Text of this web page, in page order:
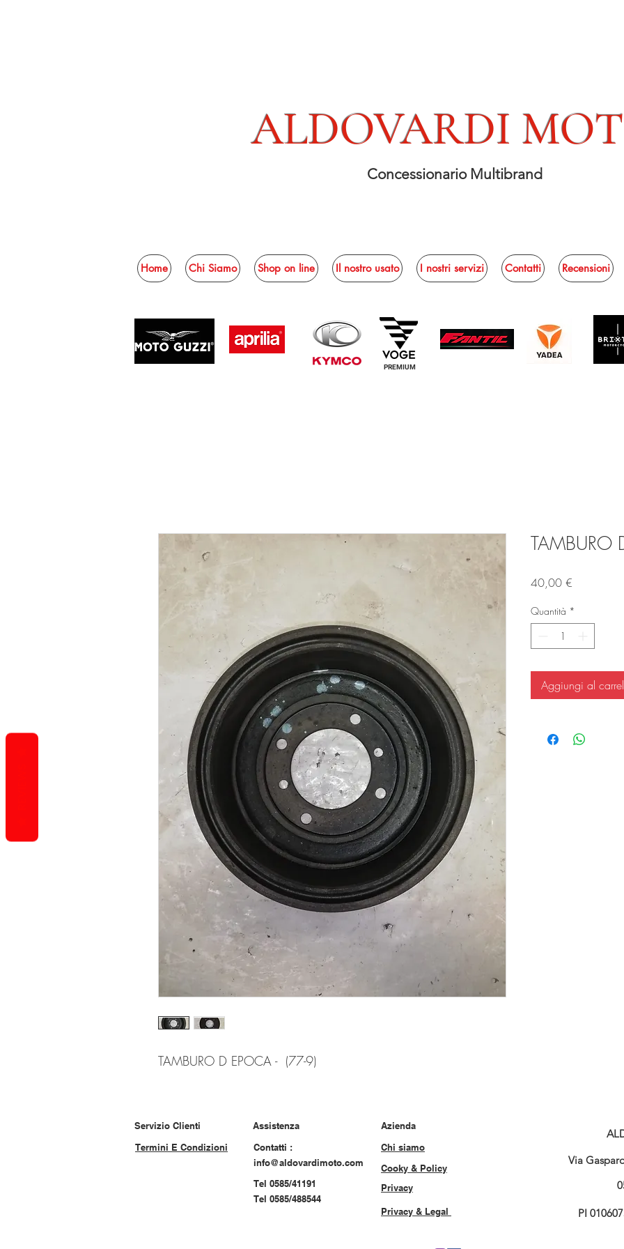
ALDOVARDI
Concessionario Multibrand
Home Chi Siamo Shop on line Il nostro usato I nostri servizi Contatti Recensioni
PREMIUM
TAMBURO D EPOCA - (77-9)
TAMBURO
40,00 €
Quantità *
Aggiungi al
Servizio Clienti
Termini E Condizioni
Assistenza
Contatti :
info@aldovardimoto.com
Tel 0585/41191
Tel 0585/488544
Azienda
Chi siamo
Cooky & Policy
Privacy
Privacy & Legal
Via
PI